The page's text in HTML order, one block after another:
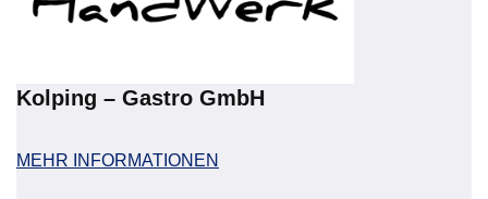
Kolping – Gastro GmbH
MEHR INFORMATIONEN